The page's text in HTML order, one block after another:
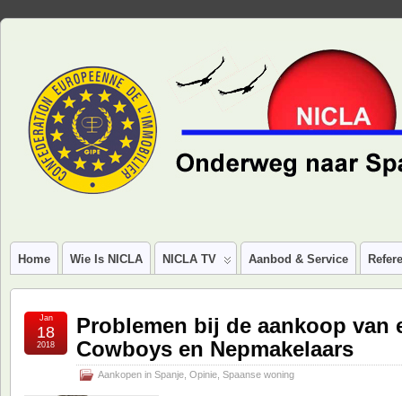
Home Wie Is NICLA NICLA TV Aanbod & Service
Problemen bij de aankoop van
Cowboys en Nepmakelaars
Aankopen in Spanje Opinie Spaanse woning
Jan
18
2018